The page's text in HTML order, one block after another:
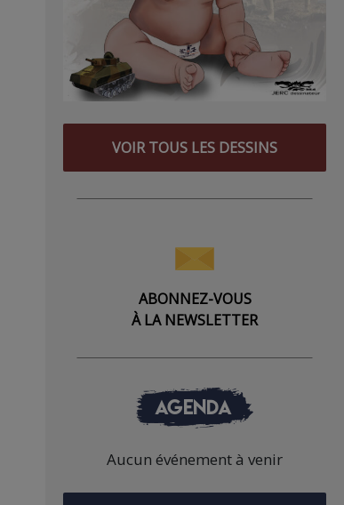
VOIR TOUS LES DESSINS
ABONNEZ-VOUS
À LA NEWSLETTER
AGENDA
Aucun événement à venir